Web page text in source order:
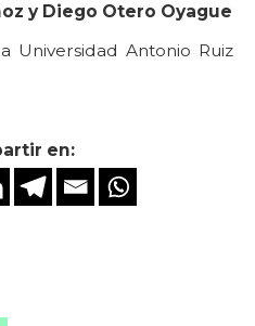
y Diego Otero Oyague
Universidad Antonio Ruiz
en: